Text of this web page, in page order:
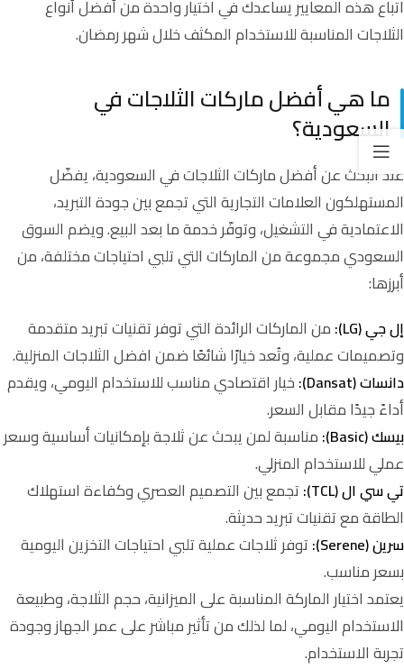
اتباع هذه المعايير يساعدك في اختيار واحدة من أفضل أنواع
الثلاجات المناسبة للاستخدام المكثف خلال شهر رمضان.
ما هي أفضل ماركات الثلاجات في
السعودية؟
عند البحث عن أفضل ماركات الثلاجات في السعودية، يفضّل
المستهلكون العلامات التجارية التي تجمع بين جودة التبريد،
الاعتمادية في التشغيل، وتوفّر خدمة ما بعد البيع. ويضم السوق
السعودي مجموعة من الماركات التي تلبي احتياجات مختلفة، من
أبرزها:
إل جي (LG):
من الماركات الرائدة التي توفر تقنيات تبريد متقدمة
وتصميمات عملية، وتُعد خيارًا شائعًا ضمن افضل الثلاجات المنزلية.
دانسات (Dansat):
خيار اقتصادي مناسب للاستخدام اليومي، ويقدم
أداءً جيدًا مقابل السعر.
بيسك (Basic):
مناسبة لمن يبحث عن ثلاجة بإمكانيات أساسية وسعر
عملي للاستخدام المنزلي.
تي سي ال (TCL):
تجمع بين التصميم العصري وكفاءة استهلاك
الطاقة مع تقنيات تبريد حديثة.
سرين (Serene):
توفر ثلاجات عملية تلبي احتياجات التخزين اليومية
بسعر مناسب.
يعتمد اختيار الماركة المناسبة على الميزانية، حجم الثلاجة، وطبيعة
الاستخدام اليومي، لما لذلك من تأثير مباشر على عمر الجهاز وجودة
تجربة الاستخدام.